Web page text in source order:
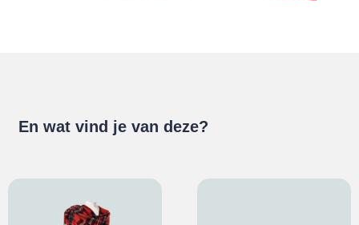
En wat vind je van deze?